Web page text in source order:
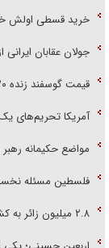
خرید قسطی اولش
جولان عقابان
قیمت گوسفند زنده ۳۰ درصد کاهش یافت؛ گوشت ارزان نشد
آمریکا تحریم‌های
مواضع حکیمانه
فلسطین مسئله
۲.۸ میلیون زائر به کشور بازگشتند